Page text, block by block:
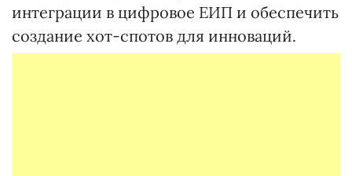
интеграции в цифровое ЕИП и обеспечить
создание хот-спотов для инноваций.